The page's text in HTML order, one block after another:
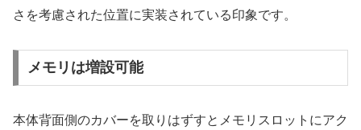
さを考慮された位置に実装されている印象です。
メモリは増設可能
本体背面側のカバーを取りはずすとメモリスロットにアク